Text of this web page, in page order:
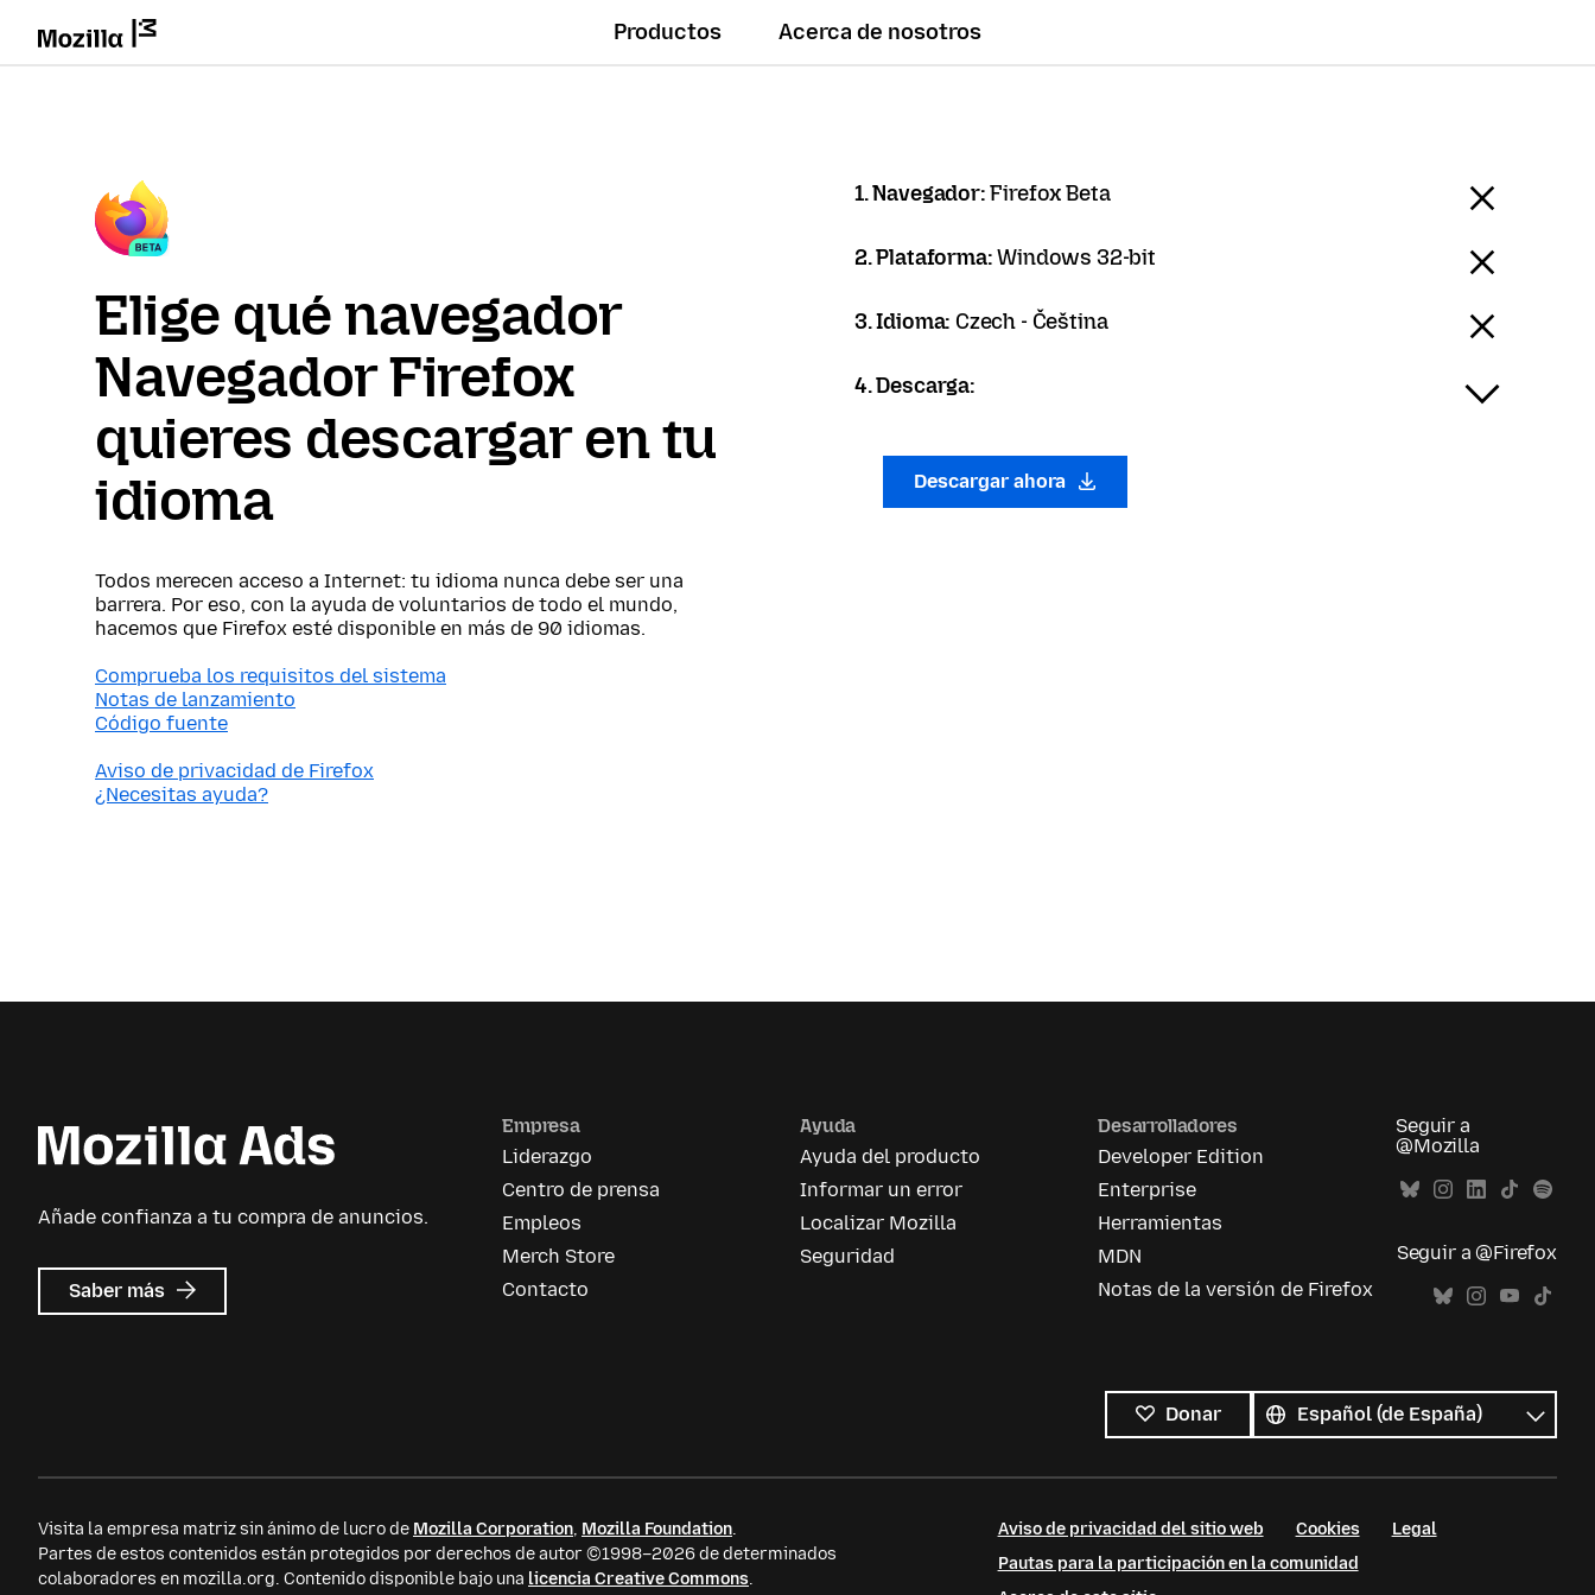
Productos Acerca de nosotros
Elige qué navegador
Navegador Firefox
quieres descargar en tu
idioma
Todos merecen acceso a Internet: tu idioma nunca debe ser una
barrera. Por eso, con la ayuda de voluntarios de todo el mundo,
hacemos que Firefox esté disponible en más de 90 idiomas.
Comprueba los requisitos del sistema
Notas de lanzamiento
Código fuente
Aviso de privacidad de Firefox
¿Necesitas ayuda?
1. Navegador:Firefox Beta
2. Plataforma:Windows 32-bit
3. Idioma: Czech - Čeština
4. Descarga:
Descargar ahora
Añade confianza a tu compra de anuncios.
Saber más sobre
Mozilla
Empresa
Liderazgo
Centro de prensa
Empleos
Merch Store
Contacto
Ayuda
Ayuda del producto
Informar un error
Localizar Mozilla
Seguridad
Desarrolladores
Developer Edition
Enterprise
Herramientas
MDN
Notas de la versión de Firefox
Seguir a
@Mozilla
Seguir a @Firefox
Donar
los
idiomas
Idioma
Visita la empresa matriz sin ánimo de lucro de Mozilla Corporation, Mozilla Foundation.
Partes de estos contenidos están protegidos por derechos de autor ©1998–2026 de determinados
colaboradores en mozilla.org. Contenido disponible bajo una licencia Creative Commons.
Aviso de privacidad del sitio web Cookies
Legal
Pautas para la participación en la comunidad